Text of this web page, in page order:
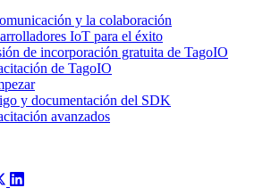
y la colaboración
IoT para el éxito
de incorporación gratuita de TagoIO
de TagoIO
y documentación del SDK
avanzados